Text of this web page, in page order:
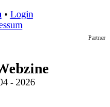
• Login
Partner
- 2026